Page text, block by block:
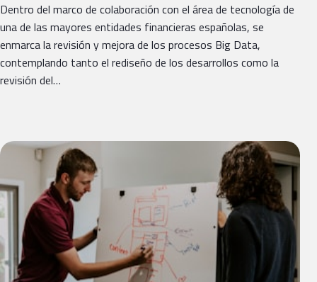
Dentro del marco de colaboración con el área de tecnología de
una de las mayores entidades financieras españolas, se
enmarca la revisión y mejora de los procesos Big Data,
contemplando tanto el rediseño de los desarrollos como la
revisión del…